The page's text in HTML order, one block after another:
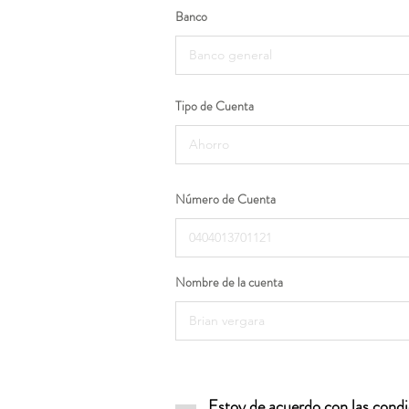
Banco
Tipo de Cuenta
Número de Cuenta
Nombre de la cuenta